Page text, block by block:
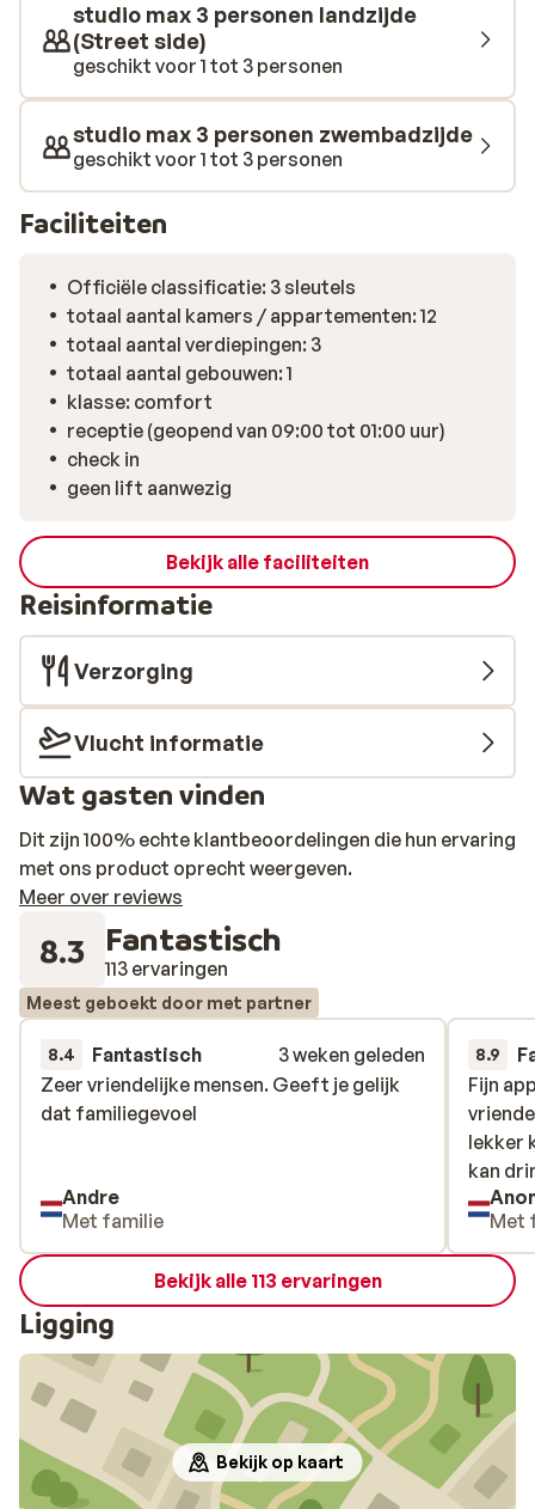
studio max 3 personen landzijde
(Street side)
geschikt voor 1 tot 3 personen
studio max 3 personen zwembadzijde
geschikt voor 1 tot 3 personen
Faciliteiten
Officiële classificatie: 3 sleutels
totaal aantal kamers / appartementen: 12
totaal aantal verdiepingen: 3
totaal aantal gebouwen: 1
klasse: comfort
receptie (geopend van 09:00 tot 01:00 uur)
check in
geen lift aanwezig
Bekijk alle faciliteiten
Reisinformatie
Verzorging
Vlucht informatie
Wat gasten vinden
Dit zijn 100% echte klantbeoordelingen die hun ervaring
met ons product oprecht weergeven.
Meer over reviews
8.3 Fantastisch
113 ervaringen
Meest geboekt door met partner
8.4 Fantastisch
3 weken geleden
Zeer vriendelijke mensen. Geeft je gelijk
dat familiegevoel
Zeer vriendelijke mensen. Geeft je gelijk
dat familiegevoel
Andre
Met familie
8.9
Fijn
lekker
kan
Fijn
lekker
kan
Met
Bekijk alle 113 ervaringen
Ligging
Bekijk op kaart